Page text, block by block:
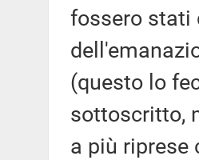
fossero stati
(questo lo
sottoscritto,
a più riprese